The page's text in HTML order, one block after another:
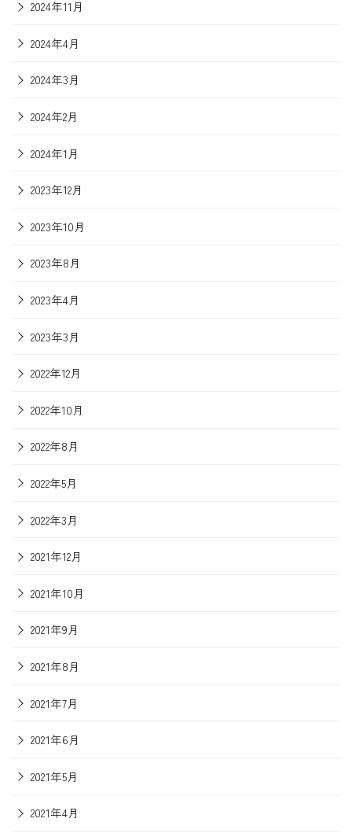
2024年11月
2024年4月
2024年3月
2024年2月
2024年1月
2023年12月
2023年10月
2023年8月
2023年4月
2023年3月
2022年12月
2022年10月
2022年8月
2022年5月
2022年3月
2021年12月
2021年10月
2021年9月
2021年8月
2021年7月
2021年6月
2021年5月
2021年4月